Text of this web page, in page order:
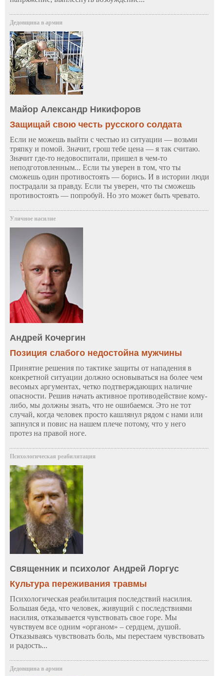
Дедовщина в армии
Майор Александр Никифоров
Защищай свою честь русского солдата
Если не можешь выйти с честью из ситуации — возьми
тряпку и помой. Значит, грош тебе цена — я так считаю.
Значит где-то недовоспитали, пришел в чем-то
неподготовленным... Если ты уверен в том, что ты
сможешь один противостоять — борись. И в истории люди
пострадали за правду. Если ты уверен, что ты сможешь
противостоять — попробуй. Но это может быть чревато.
Уличное насилие
Андрей Кочергин
Позиция слабого недостойна мужчины
Принятие решения по тактике защиты от нападения в
конкретной ситуации должно основываться на более чем
весомых аргументах, четко подтверждающих наличие
опасности. Решив начать активное противодействие кому-
либо, мы должны знать, что не ошибаемся. Это не тот
случай, когда человек просто кашлянул рядом с нами или
запнулся и повис на нашем плече потому, что у него
протез на правой ноге.
Психологическая реабилитация
Священник и психолог Андрей Лоргус
Культура переживания травмы
Психологическая реабилитация последствий насилия.
Большая беда, что человек, живущий с последствиями
насилия, отказывается чувствовать свое горе. Мы
чувствуем все одним «органом» – сердцем, душой.
Отказываясь чувствовать боль, мы перестаем чувствовать
и радость...
Дедовщина в армии